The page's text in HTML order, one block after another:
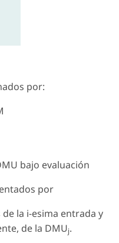
por:
bajo evaluación
por
la i-esima entrada y
de la DMUj.